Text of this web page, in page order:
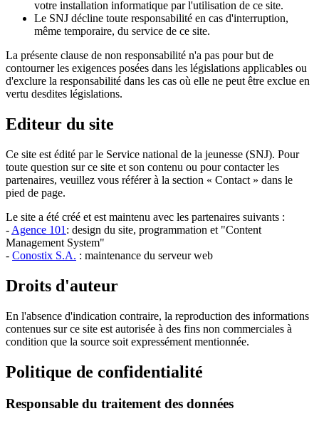
votre installation informatique par l'utilisation de ce site.
Le SNJ décline toute responsabilité en cas d'interruption,
même temporaire, du service de ce site.
La présente clause de non responsabilité n'a pas pour but de
contourner les exigences posées dans les législations applicables ou
d'exclure la responsabilité dans les cas où elle ne peut être exclue en
vertu desdites législations.
Editeur du site
Ce site est édité par le Service national de la jeunesse (SNJ). Pour
toute question sur ce site et son contenu ou pour contacter les
partenaires, veuillez vous référer à la section « Contact » dans le
pied de page.
Le site a été créé et est maintenu avec les partenaires suivants :
- Agence 101 : design du site, programmation et "Content
Management System"
- Conostix S.A. : maintenance du serveur web
Droits d'auteur
En l'absence d'indication contraire, la reproduction des informations
contenues sur ce site est autorisée à des fins non commerciales à
condition que la source soit expressément mentionnée.
Politique de confidentialité
Responsable du traitement des données